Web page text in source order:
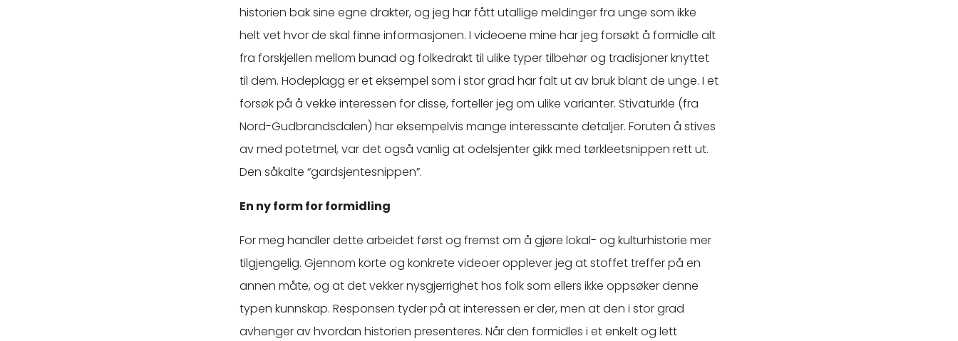
historien bak sine egne drakter, og jeg har fått utallige meldinger fra unge som ikke
helt vet hvor de skal finne informasjonen. I videoene mine har jeg forsøkt å formidle alt
fra forskjellen mellom bunad og folkedrakt til ulike typer tilbehør og tradisjoner knyttet
til dem. Hodeplagg er et eksempel som i stor grad har falt ut av bruk blant de unge. I et
forsøk på å vekke interessen for disse, forteller jeg om ulike varianter. Stivaturkle (fra
Nord-Gudbrandsdalen) har eksempelvis mange interessante detaljer. Foruten å stives
av med potetmel, var det også vanlig at odelsjenter gikk med tørkleetsnippen rett ut.
Den såkalte “gardsjentesnippen”.
En ny form for formidling
For meg handler dette arbeidet først og fremst om å gjøre lokal- og kulturhistorie mer
tilgjengelig. Gjennom korte og konkrete videoer opplever jeg at stoffet treffer på en
annen måte, og at det vekker nysgjerrighet hos folk som ellers ikke oppsøker denne
typen kunnskap. Responsen tyder på at interessen er der, men at den i stor grad
avhenger av hvordan historien presenteres. Når den formidles i et enkelt og lett